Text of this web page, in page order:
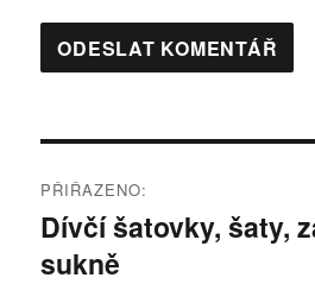
pro
příspěvek
PŘIŘAZENO:
Dívčí šatovky, šaty,
sukně